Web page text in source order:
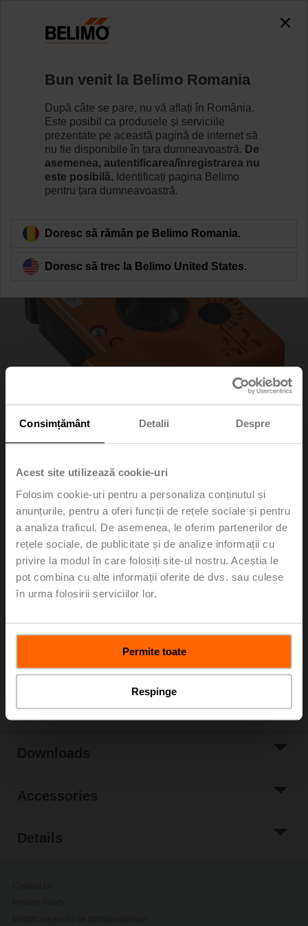
Consimțământ Detalii Despre
Acest site utilizează cookie-uri
Folosim cookie-uri pentru a personaliza conținutul și
anunțurile, pentru a oferi funcții de rețele sociale și pentru
a analiza traficul. De asemenea, le oferim partenerilor de
rețele sociale, de publicitate și de analize informații cu
privire la modul în care folosiți site-ul nostru. Aceștia le
pot combina cu alte informații oferite de dvs. sau culese
în urma folosirii serviciilor lor.
Permite toate
Respinge
SN2-C7/500
Back to product category
SN2-C7/500
Auxiliary switch 2x SPDT cable length 5 m
Please contact your local Sales Representative for
ordering.
Accessories
Details
Bun venit la Belimo Romania
După câte se pare, nu vă aflați în România.
Este posibil ca produsele și serviciile
prezentate pe această pagină de internet să
nu fie disponibile în țara dumneavoastră. De
asemenea, autentificarea/înregistrarea nu
este posibilă. Identificați pagina Belimo
pentru țara dumneavoastră.
Doresc să rămân pe Belimo Romania.
Doresc să trec la Belimo United States.